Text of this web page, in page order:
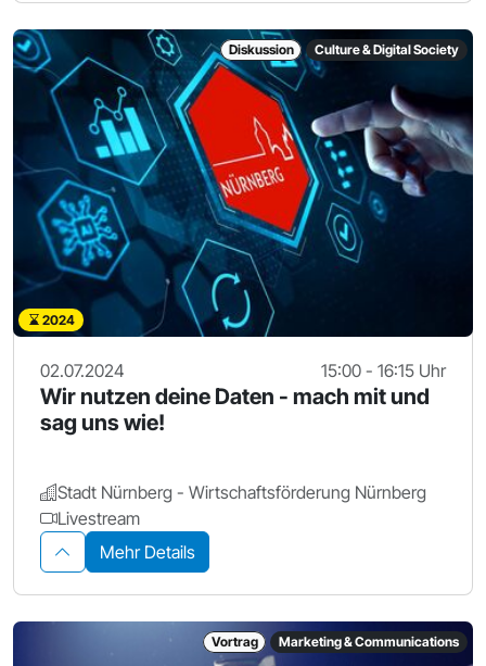
Diskussion Culture & Digital Society
2024
02.07.2024 15:00 - 16:15 Uhr
Wir nutzen deine Daten - mach mit und
sag uns wie!
Stadt Nürnberg - Wirtschaftsförderung Nürnberg
Livestream
Mehr Details
Vortrag Marketing & Communications